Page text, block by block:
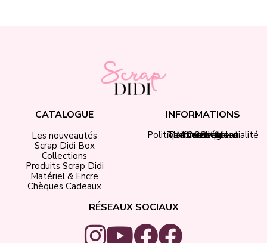
CATALOGUE
Les nouveautés
Scrap Didi Box
Collections
Produits Scrap Didi
Matériel & Encre
Chèques Cadeaux
INFORMATIONS
Contact
Mon compte
CGV
Politique de confidentialité
Mentions légales
Tarifs de livraison
RÉSEAUX SOCIAUX